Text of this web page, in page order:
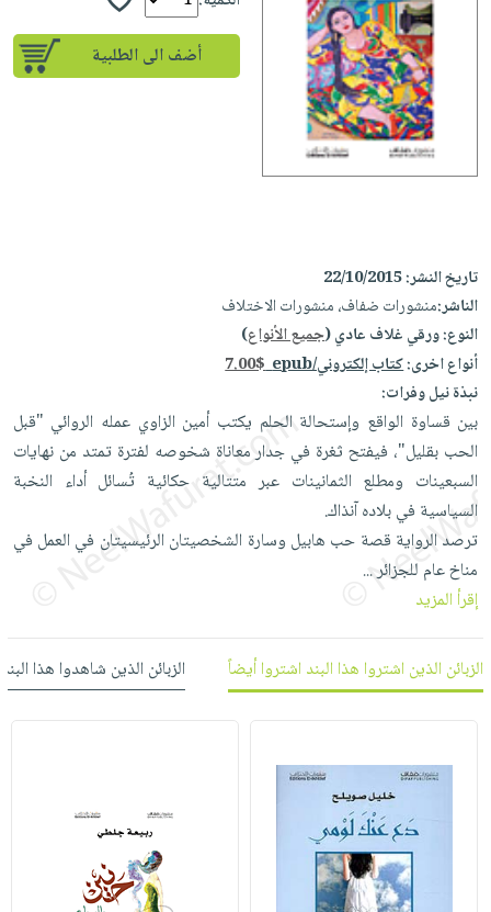
إختياراتنا
كتب
أكاديمية
صندوق
القراءة
English
iKitab
حدود
أسئلة
يتكرر
على
Android
تحميل
iKitab
على
Apple
أسئلة
يتكرر
طرحها
تحميل
masmu3
على
على
Apple
المواضيع
الأكثر
مبيعاً
إختياراتنا
وسائل
جوائز
تعليمية
الصحة
والعناية
الشخصية
العناية
الشخصية
العناية
وتصفيف
الشعر
العناية
بالجسم
العناية
بالأسنان
الحمية
والتغذية
والسفرة
جديد
الكل
أواني
الطهي
أدوات
الخبز
أدوات
المائدة
الأوعية
والتخزين
المطبخ
متجر
الهدايا
أقسام
الأكثر
مبيعاً
العودة
للمدارس
اكسسوارات
كتب
اكسسوارات
منزلية
اكسسوارات
مطرزات
حقائب
حلي
شحن
مجاني
بنود
مختارة
كل
الاشتراكات
صندوق
iKitab
بحث
متقدم
أضف الى الطلبية
تاريخ النشر:22/10/2015
الناشر:منشورات ضفاف، منشورات الاختلاف
النوع:ورقي غلاف عادي (جميع الأنواع)
أنواع اخرى:كتاب إلكتروني/epub
7.00$
نبذة نيل وفرات:
بين قساوة الواقع وإستحالة الحلم يكتب أمين الزاوي عمله الروائي "قبل
الحب بقليل"، فيفتح ثغرة في جدار معاناة شخوصه لفترة تمتد من نهايات
السبعينات ومطلع الثمانينات عبر متتالية حكائية تُسائل أداء النخبة
السياسية في بلاده آنذاك.
ترصد الرواية قصة حب هابيل وسارة الشخصيتان الرئيسيتان في العمل في
مناخ عام للجزائر...
إقرأ المزيد
الزبائن الذين اشتروا هذا البند اشتروا أيضاً الزبائن الذين شاهدوا هذا